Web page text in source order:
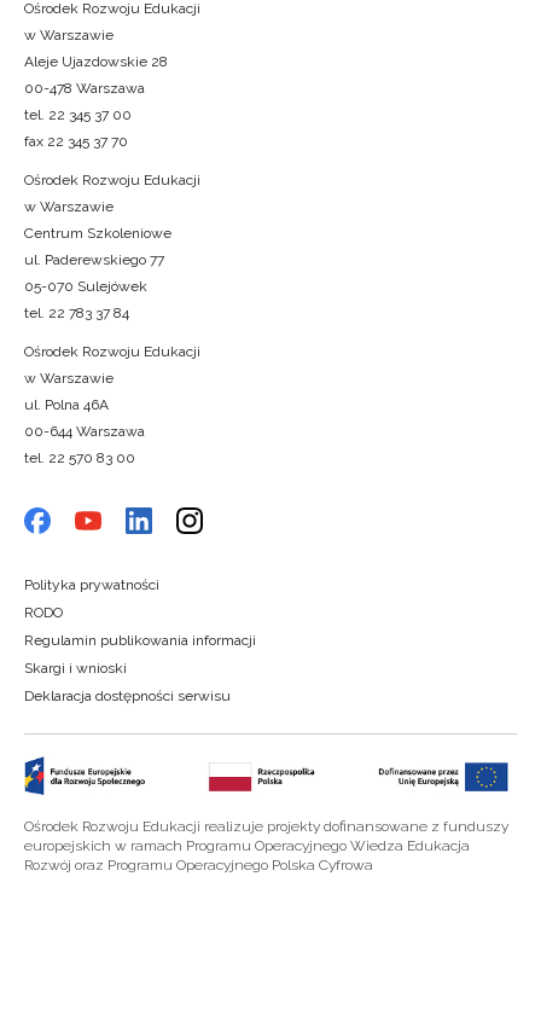
Ośrodek Rozwoju Edukacji
w Warszawie
Aleje Ujazdowskie 28
00-478 Warszawa
tel. 22 345 37 00
fax 22 345 37 70
Ośrodek Rozwoju Edukacji
w Warszawie
Centrum Szkoleniowe
ul. Paderewskiego 77
05-070 Sulejówek
tel. 22 783 37 84
Ośrodek Rozwoju Edukacji
w Warszawie
ul. Polna 46A
00-644 Warszawa
tel. 22 570 83 00
Polityka prywatności
RODO
Regulamin publikowania informacji
Skargi i wnioski
Deklaracja dostępności serwisu
Ośrodek Rozwoju Edukacji realizuje projekty dofinansowane z funduszy
europejskich w ramach Programu Operacyjnego Wiedza Edukacja
Rozwój oraz Programu Operacyjnego Polska Cyfrowa